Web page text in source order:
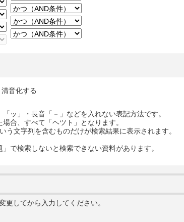
清音化する
ッ」・長音「－」などを入れない表記方法です。
合、すべて「ヘツト」となります。
う文字列を含むものだけが検索結果に表示されます。
で検索しないと検索できない資料があります。
してから入力してください。